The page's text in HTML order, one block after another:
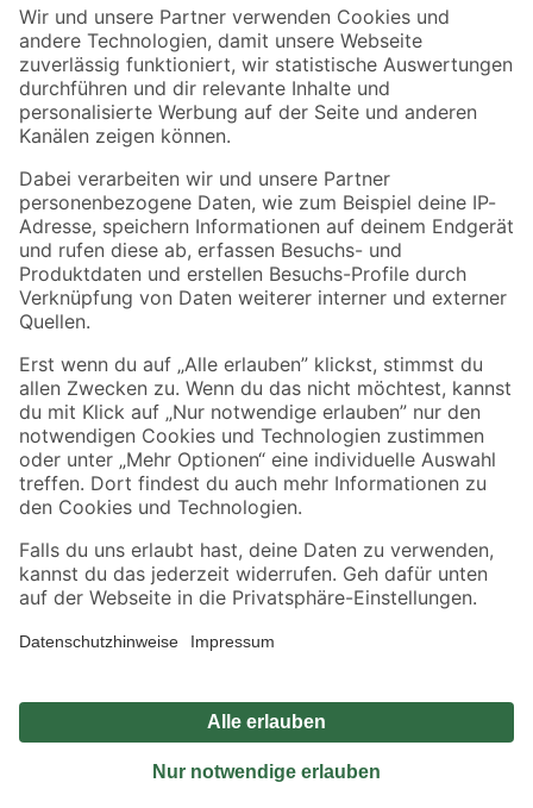
Der toom Newsletter: Keine Angebote und Aktionen mehr verpassen!
Zur Newsletter Anmeldung
Folge uns
Zahlungsarten Versandarten
Sicher einkaufen
Jetzt die toom-App herunterladen
Alle Preisangaben in EUR inkl. gesetzl. MwSt.. Die dargestellten Angebote sind unter
Umständen nicht in allen Märkten verfügbar. Die angegebenen Verfügbarkeiten beziehen
Produkte nur solange der Vorrat reicht.
*Paketversand ab 59 € versandkostenfrei, gilt nicht für Artikel mit Speditionsversand, hier
Privatsphäre Impressum
Nutzungsbedingungen
Widerrufsrecht
Vertrag widerrufen